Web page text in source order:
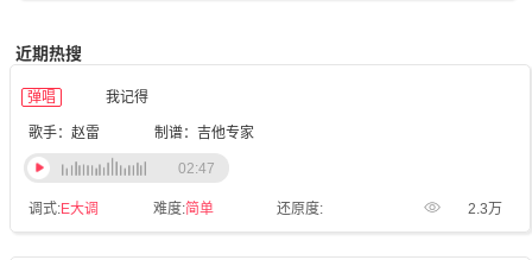
近期热搜
弹唱 我记得
歌手：赵雷 制谱：吉他专家
调式:E大调 难度:简单 还原度: 2.3万
02:47